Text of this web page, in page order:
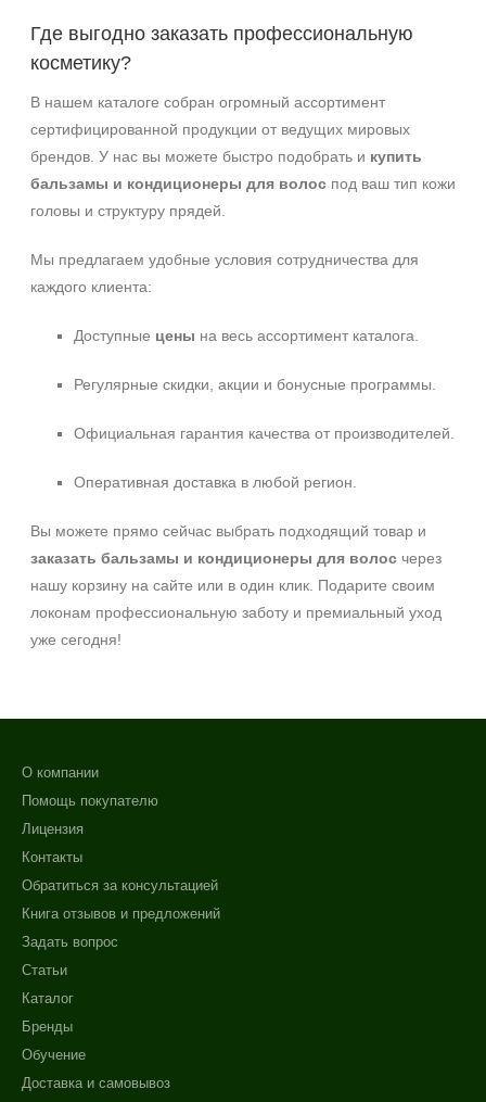
Где выгодно заказать профессиональную
косметику?
В нашем каталоге собран огромный ассортимент
сертифицированной продукции от ведущих мировых
брендов. У нас вы можете быстро подобрать и купить
бальзамы и кондиционеры для волос под ваш тип кожи
головы и структуру прядей.
Мы предлагаем удобные условия сотрудничества для
каждого клиента:
Доступные цены на весь ассортимент каталога.
Регулярные скидки, акции и бонусные программы.
Официальная гарантия качества от производителей.
Оперативная доставка в любой регион.
Вы можете прямо сейчас выбрать подходящий товар и
заказать бальзамы и кондиционеры для волос через
нашу корзину на сайте или в один клик. Подарите своим
локонам профессиональную заботу и премиальный уход
уже сегодня!
О компании
Помощь покупателю
Лицензия
Контакты
Обратиться за консультацией
Книга отзывов и предложений
Задать вопрос
Статьи
Каталог
Бренды
Обучение
Доставка и самовывоз